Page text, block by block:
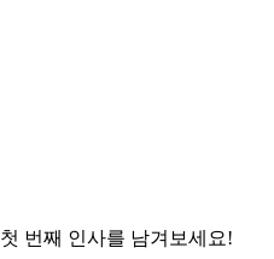
첫 번째 인사를 남겨보세요!